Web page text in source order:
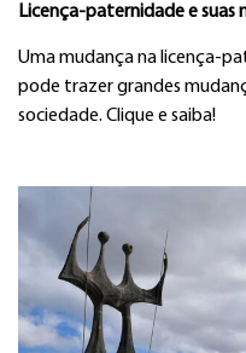
Licença-paternidade e suas
Uma mudança na licença-
pode trazer grandes
sociedade. Clique e saiba!